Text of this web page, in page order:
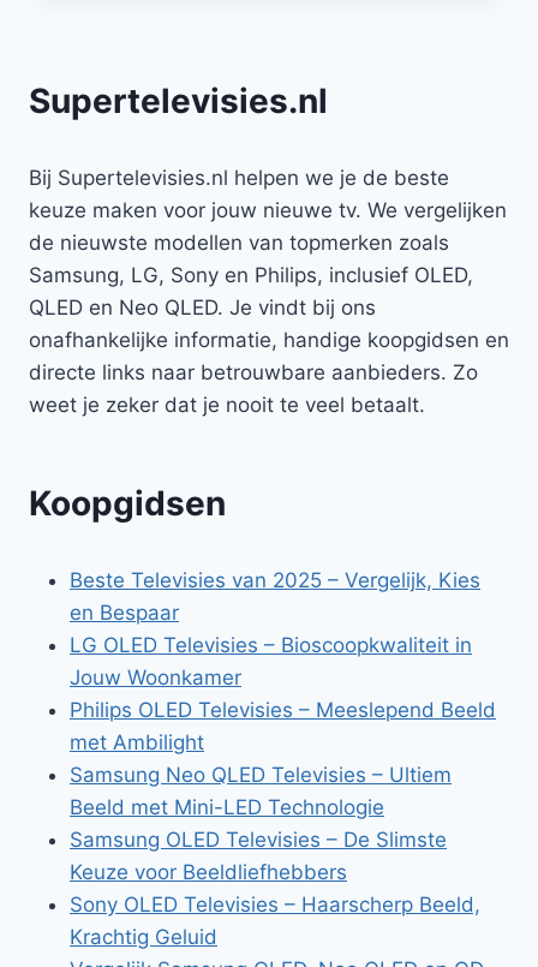
Supertelevisies.nl
Bij Supertelevisies.nl helpen we je de beste
keuze maken voor jouw nieuwe tv. We vergelijken
de nieuwste modellen van topmerken zoals
Samsung, LG, Sony en Philips, inclusief OLED,
QLED en Neo QLED. Je vindt bij ons
onafhankelijke informatie, handige koopgidsen en
directe links naar betrouwbare aanbieders. Zo
weet je zeker dat je nooit te veel betaalt.
Koopgidsen
Beste Televisies van 2025 – Vergelijk, Kies
en Bespaar
LG OLED Televisies – Bioscoopkwaliteit in
Jouw Woonkamer
Philips OLED Televisies – Meeslepend Beeld
met Ambilight
Samsung Neo QLED Televisies – Ultiem
Beeld met Mini-LED Technologie
Samsung OLED Televisies – De Slimste
Keuze voor Beeldliefhebbers
Sony OLED Televisies – Haarscherp Beeld,
Krachtig Geluid